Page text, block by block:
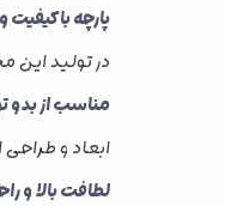
پارچه
در تولید
مناسب از بدو تولد
ابعاد و طراحی این
لطافت بالا و